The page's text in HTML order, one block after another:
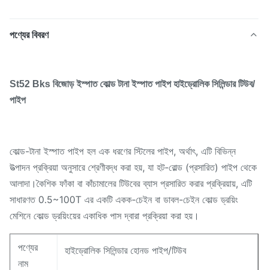
পণ্যের বিবরণ
St52 Bks বিজোড় ইস্পাত কোল্ড টানা ইস্পাত পাইপ হাইড্রোলিক সিলিন্ডার টিউব/
পাইপ
কোল্ড-টানা ইস্পাত পাইপ হল এক ধরণের স্টিলের পাইপ, অর্থাৎ, এটি বিভিন্ন
উত্পাদন প্রক্রিয়া অনুসারে শ্রেণীবদ্ধ করা হয়, যা হট-রোল্ড (প্রসারিত) পাইপ থেকে
আলাদা।কৈশিক ফাঁকা বা কাঁচামালের টিউবের ব্যাস প্রসারিত করার প্রক্রিয়ায়, এটি
সাধারণত 0.5~100T এর একটি একক-চেইন বা ডাবল-চেইন কোল্ড ড্রয়িং
মেশিনে কোল্ড ড্রয়িংয়ের একাধিক পাস দ্বারা প্রক্রিয়া করা হয়।
পণ্যের
নাম
হাইড্রোলিক সিলিন্ডার হোনড পাইপ/টিউব